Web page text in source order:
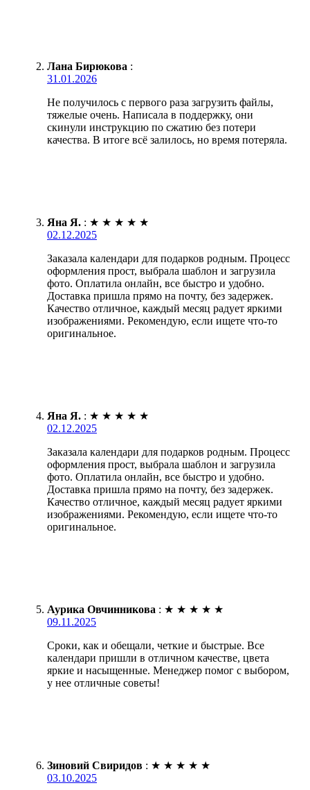
Лана Бирюкова :
31.01.2026
Не получилось с первого раза загрузить файлы,
тяжелые очень. Написала в поддержку, они
скинули инструкцию по сжатию без потери
качества. В итоге всё залилось, но время потеряла.
Яна Я. : ★ ★ ★ ★ ★
02.12.2025
Заказала календари для подарков родным. Процесс
оформления прост, выбрала шаблон и загрузила
фото. Оплатила онлайн, все быстро и удобно.
Доставка пришла прямо на почту, без задержек.
Качество отличное, каждый месяц радует яркими
изображениями. Рекомендую, если ищете что-то
оригинальное.
Яна Я. : ★ ★ ★ ★ ★
02.12.2025
Заказала календари для подарков родным. Процесс
оформления прост, выбрала шаблон и загрузила
фото. Оплатила онлайн, все быстро и удобно.
Доставка пришла прямо на почту, без задержек.
Качество отличное, каждый месяц радует яркими
изображениями. Рекомендую, если ищете что-то
оригинальное.
Аурика Овчинникова : ★ ★ ★ ★ ★
09.11.2025
Сроки, как и обещали, четкие и быстрые. Все
календари пришли в отличном качестве, цвета
яркие и насыщенные. Менеджер помог с выбором,
у нее отличные советы!
Зиновий Свиридов : ★ ★ ★ ★ ★
03.10.2025